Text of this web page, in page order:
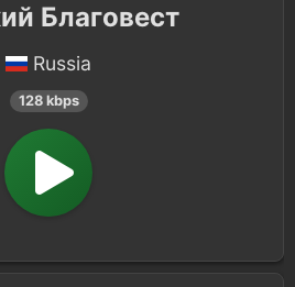
Благовест
Russia
128 kbps